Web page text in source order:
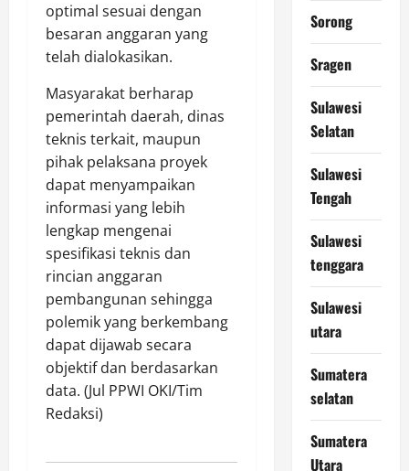
optimal sesuai dengan
besaran anggaran yang
telah dialokasikan.
Masyarakat berharap
pemerintah daerah, dinas
teknis terkait, maupun
pihak pelaksana proyek
dapat menyampaikan
informasi yang lebih
lengkap mengenai
spesifikasi teknis dan
rincian anggaran
pembangunan sehingga
polemik yang berkembang
dapat dijawab secara
objektif dan berdasarkan
data. (Jul PPWI OKI/Tim
Redaksi)
Sorong
Sragen
Sulawesi
Selatan
Sulawesi
Tengah
Sulawesi
tenggara
Sulawesi
utara
Sumatera
selatan
Sumatera
Utara